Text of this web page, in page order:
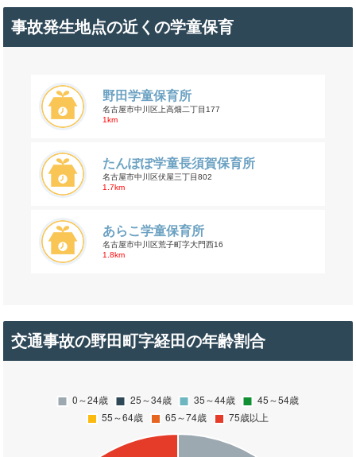
事故発生地点の近くの学童保育
野田学童保育所
名古屋市中川区上高畑二丁目177
1km
たんぽぽ学童長須賀保育所
名古屋市中川区伏屋三丁目802
1.7km
あらこ学童保育所
名古屋市中川区荒子町字大門西16
1.8km
交通事故の野田町字経田の年齢割合